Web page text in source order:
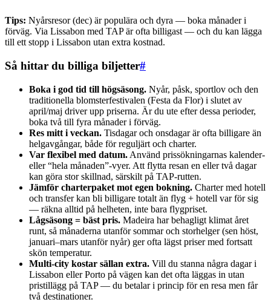
Tips: Nyårsresor (dec) är populära och dyra — boka månader i
förväg. Via Lissabon med TAP är ofta billigast — och du kan lägga
till ett stopp i Lissabon utan extra kostnad.
Så hittar du billiga biljetter#
Boka i god tid till högsäsong. Nyår, påsk, sportlov och den
traditionella blomsterfestivalen (Festa da Flor) i slutet av
april/maj driver upp priserna. Är du ute efter dessa perioder,
boka två till fyra månader i förväg.
Res mitt i veckan. Tisdagar och onsdagar är ofta billigare än
helgavgångar, både för reguljärt och charter.
Var flexibel med datum. Använd prissökningarnas kalender-
eller “hela månaden”-vyer. Att flytta resan en eller två dagar
kan göra stor skillnad, särskilt på TAP-rutten.
Jämför charterpaket mot egen bokning. Charter med hotell
och transfer kan bli billigare totalt än flyg + hotell var för sig
— räkna alltid på helheten, inte bara flygpriset.
Lågsäsong = bäst pris. Madeira har behagligt klimat året
runt, så månaderna utanför sommar och storhelger (sen höst,
januari–mars utanför nyår) ger ofta lägst priser med fortsatt
skön temperatur.
Multi-city kostar sällan extra. Vill du stanna några dagar i
Lissabon eller Porto på vägen kan det ofta läggas in utan
pristillägg på TAP — du betalar i princip för en resa men får
två destinationer.